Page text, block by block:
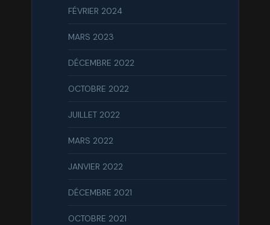
FÉVRIER 2024
MARS 2023
DÉCEMBRE 2022
OCTOBRE 2022
JUILLET 2022
MARS 2022
JANVIER 2022
DÉCEMBRE 2021
OCTOBRE 2021